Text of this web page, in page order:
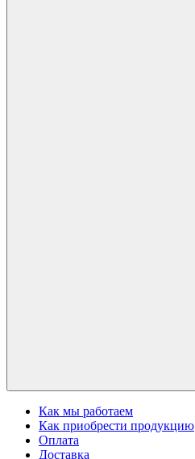
Как мы работаем
Как приобрести продукцию
Оплата
Доставка